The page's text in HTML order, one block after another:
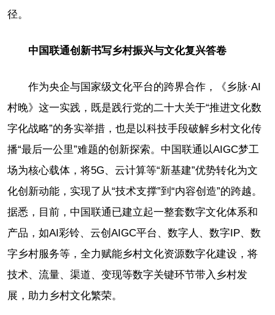
径。
中国联通创新书写乡村振兴与文化复兴答卷
作为央企与国家级文化平台的跨界合作，《乡脉·AI
村晚》这一实践，既是践行党的二十大关于“推进文化数
字化战略”的务实举措，也是以科技手段破解乡村文化传
播“最后一公里”难题的创新探索。中国联通以AIGC梦工
场为核心载体，将5G、云计算等“新基建”优势转化为文
化创新动能，实现了从“技术支撑”到“内容创造”的跨越。
据悉，目前，中国联通已建立起一整套数字文化体系和
产品，如AI彩铃、云创AIGC平台、数字人、数字IP、数
字乡村服务等，全力赋能乡村文化资源数字化建设，将
技术、流量、渠道、变现等数字关键环节带入乡村发
展，助力乡村文化繁荣。